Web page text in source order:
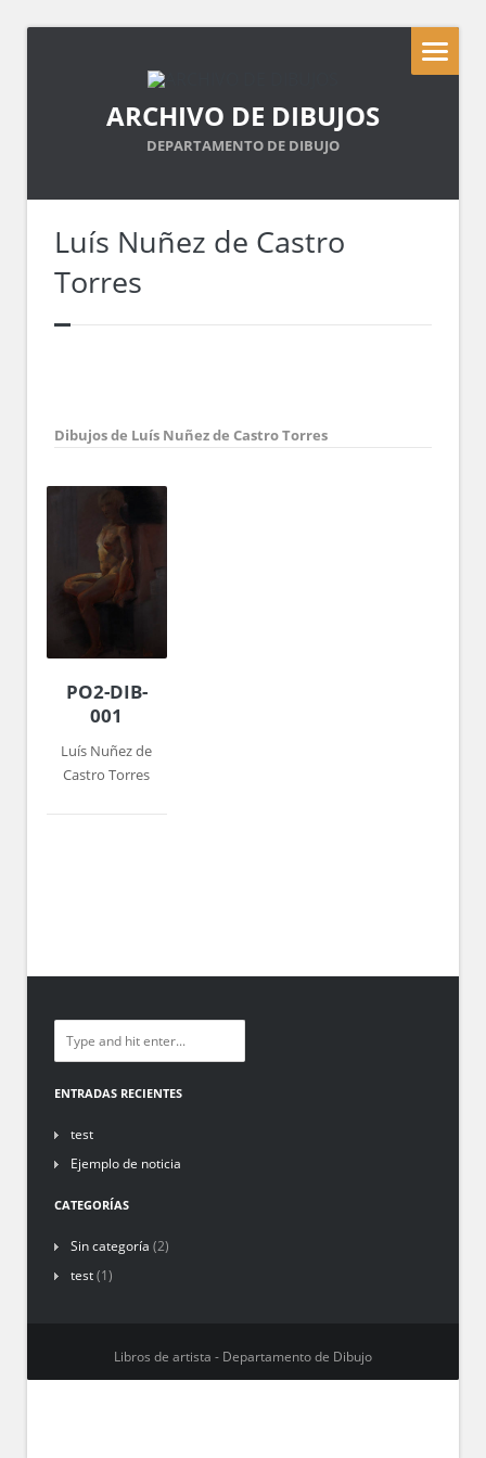
ARCHIVO DE DIBUJOS
DEPARTAMENTO DE DIBUJO
Luís Nuñez de Castro
Torres
Dibujos de Luís Nuñez de Castro Torres
PO2-DIB-
001
Luís Nuñez de
Castro Torres
ENTRADAS RECIENTES
test
Ejemplo de noticia
CATEGORÍAS
Sin categoría (2)
test(1)
Libros de artista - Departamento de Dibujo